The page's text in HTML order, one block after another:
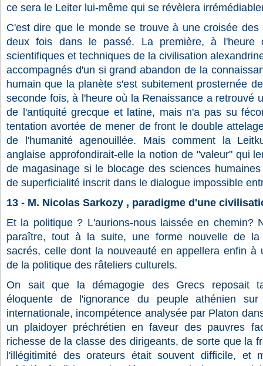
ce sera le Leiter lui-même qui se révèlera
C'est dire que le monde se trouve à une croisée
deux fois dans le passé. La première, à l'heure
scientifiques et techniques de la civilisation
accompagnés d'un si grand abandon de la
humain que la planète s'est subitement prosternée
seconde fois, à l'heure où la Renaissance a retrouvé
de l'antiquité grecque et latine, mais n'a pas su
tentation avortée de mener de front le double
de l'humanité agenouillée. Mais comment la
anglaise approfondirait-elle la notion de "valeur" qui
de magasinage si le blocage des sciences
de superficialité inscrit dans le dialogue impossible
13 - M. Nicolas Sarkozy , paradigme d'une
Et la politique ? L'aurions-nous laissée en chemin?
paraître, tout à la suite, une forme nouvelle de la
sacrés, celle dont la nouveauté en appellera enfin à
de la politique des râteliers culturels.
On sait que la démagogie des Grecs reposait
éloquente de l'ignorance du peuple athénien
internationale, incompétence analysée par Platon
un plaidoyer préchrétien en faveur des pauvres
richesse de la classe des dirigeants, de sorte que la
l'illégitimité des orateurs était souvent difficile, et